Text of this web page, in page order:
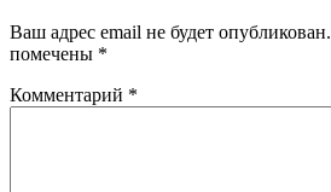
Ваш адрес email не будет опубликован.
помечены *
Комментарий *